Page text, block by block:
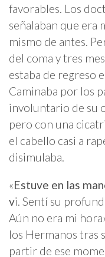
favorables. Los
señalaban que era
mismo de antes.
del coma y tres
estaba de regreso
Caminaba por los
involuntario de su
pero con una
el cabello casi a
disimulaba.
«Estuve en las
vi. Sentí su
Aún no era mi
los Hermanos tras
partir de ese